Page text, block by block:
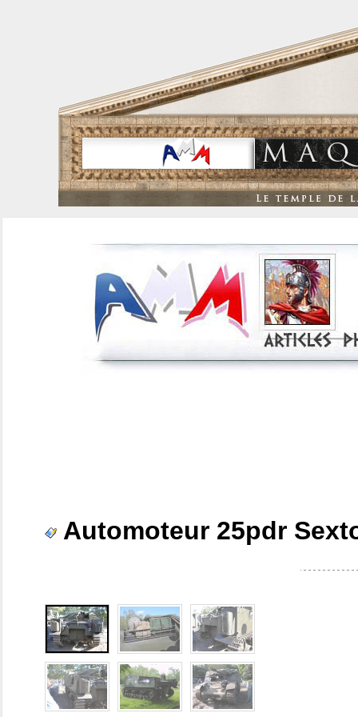
Automoteur 25pdr